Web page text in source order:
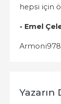
hepsi için
- Emel
Armoni
Yazarın